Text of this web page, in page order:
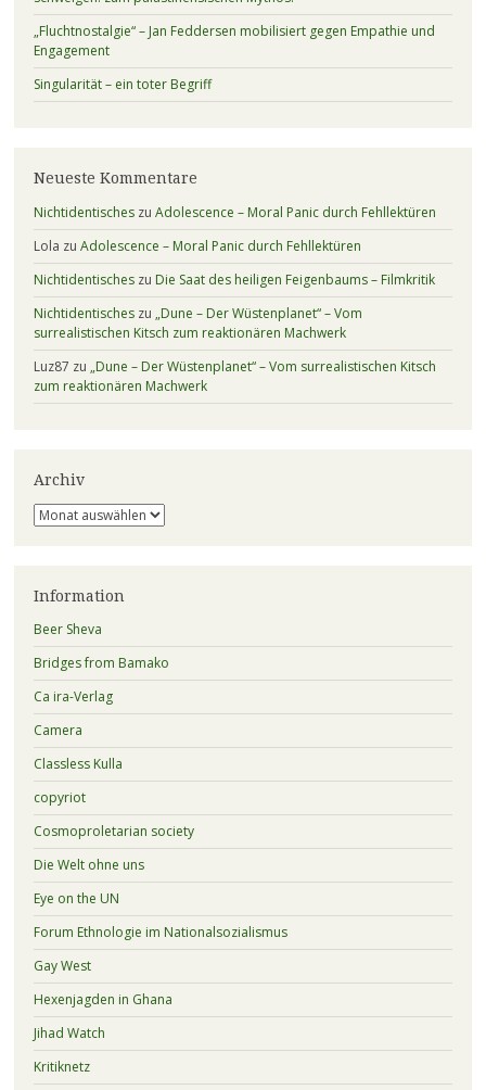
„Fluchtnostalgie“ – Jan Feddersen mobilisiert gegen Empathie und
Engagement
Singularität – ein toter Begriff
Neueste Kommentare
Nichtidentischeszu Adolescence – Moral Panic durch Fehllektüren
Lola zu Adolescence – Moral Panic durch Fehllektüren
Nichtidentischeszu Die Saat des heiligen Feigenbaums – Filmkritik
Nichtidentischeszu „Dune – Der Wüstenplanet“ – Vom
surrealistischen Kitsch zum reaktionären Machwerk
Luz87 zu „Dune – Der Wüstenplanet“ – Vom surrealistischen Kitsch
zum reaktionären Machwerk
Archiv
Archiv
Information
Beer Sheva
Bridges from Bamako
Ca ira-Verlag
Camera
Classless Kulla
copyriot
Cosmoproletarian society
Die Welt ohne uns
Eye on the UN
Forum Ethnologie im Nationalsozialismus
Gay West
Hexenjagden in Ghana
Jihad Watch
Kritiknetz